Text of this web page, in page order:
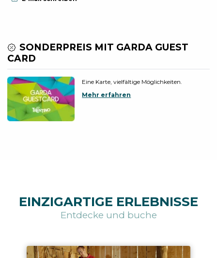
SONDERPREIS MIT GARDA GUEST
CARD
Eine Karte, vielfältige Möglichkeiten.
Mehr erfahren
EINZIGARTIGE ERLEBNISSE
Entdecke und buche